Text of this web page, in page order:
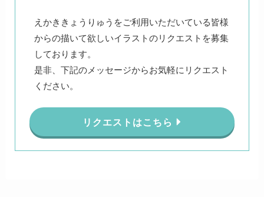
えかききょうりゅうをご利用いただいている皆様
からの描いて欲しいイラストのリクエストを募集
しております。
是非、下記のメッセージからお気軽にリクエスト
ください。
リクエストはこちら